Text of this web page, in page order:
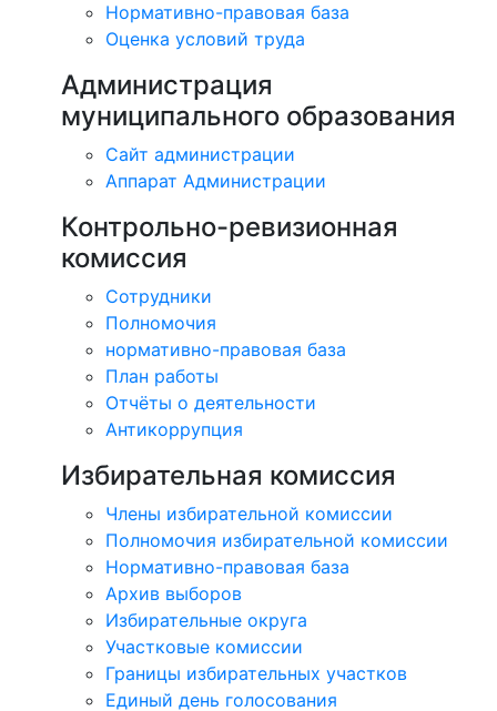
Нормативно-правовая база
Оценка условий труда
Администрация
муниципального образования
Сайт администрации
Аппарат Администрации
Контрольно-ревизионная
комиссия
Сотрудники
Полномочия
нормативно-правовая база
План работы
Отчёты о деятельности
Антикоррупция
Избирательная комиссия
Члены избирательной комиссии
Полномочия избирательной комиссии
Нормативно-правовая база
Архив выборов
Избирательные округа
Участковые комиссии
Границы избирательных участков
Единый день голосования